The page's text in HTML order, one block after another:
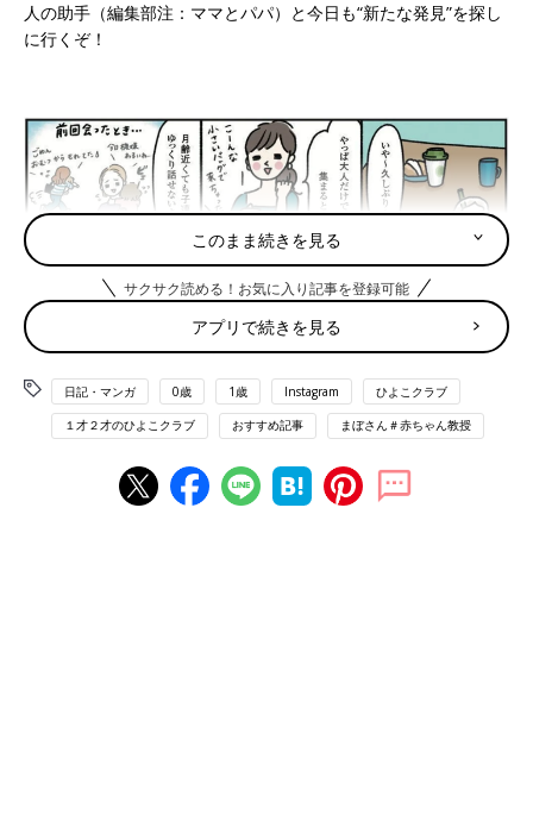
人の助手（編集部注：ママとパパ）と今日も“新たな発見”を探し
に行くぞ！
このまま続きを見る
サクサク読める！お気に入り記事を登録可能
アプリで続きを見る
日記・マンガ 0歳 1歳 Instagram ひよこクラブ
１才２才のひよこクラブ おすすめ記事 まぼさん＃赤ちゃん教授